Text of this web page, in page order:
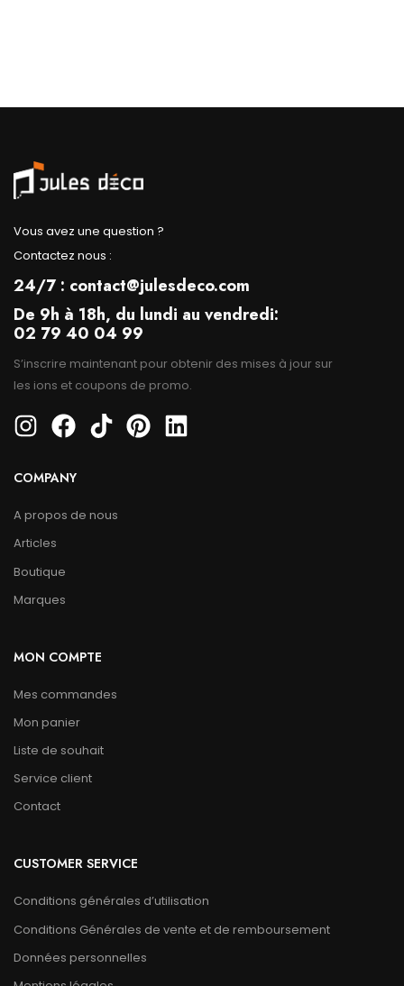
Vous avez une question ?
Contactez nous :
24/7 : contact@julesdeco.com
De 9h à 18h, du lundi au vendredi:
02 79 40 04 99
S’inscrire maintenant pour obtenir des mises à jour sur
les ions et coupons de promo.
COMPANY
A propos de nous
Articles
Boutique
Marques
MON COMPTE
Mes commandes
Mon panier
Liste de souhait
Service client
Contact
CUSTOMER SERVICE
Conditions générales d’utilisation
Conditions Générales de vente et de remboursement
Données personnelles